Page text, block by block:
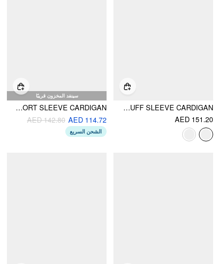
KNIT WOOL-BLEND FLORAL PUFF SLEEVE CARDIGAN
AED 151.20
سينفد المخزون قريبًا
KNIT PETER PAN COLLAR SHORT SLEEVE CARDIGAN
AED 114.72
AED 142.80
الشحن السريع